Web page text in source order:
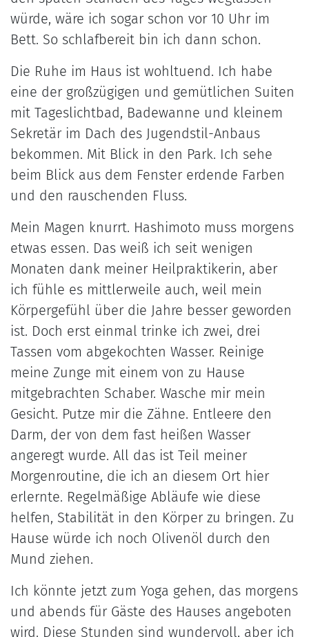
würde, wäre ich sogar schon vor 10 Uhr im
Bett. So schlafbereit bin ich dann schon.
Die Ruhe im Haus ist wohltuend. Ich habe
eine der großzügigen und gemütlichen Suiten
mit Tageslichtbad, Badewanne und kleinem
Sekretär im Dach des Jugendstil-Anbaus
bekommen. Mit Blick in den Park. Ich sehe
beim Blick aus dem Fenster erdende Farben
und den rauschenden Fluss.
Mein Magen knurrt. Hashimoto muss morgens
etwas essen. Das weiß ich seit wenigen
Monaten dank meiner Heilpraktikerin, aber
ich fühle es mittlerweile auch, weil mein
Körpergefühl über die Jahre besser geworden
ist. Doch erst einmal trinke ich zwei, drei
Tassen vom abgekochten Wasser. Reinige
meine Zunge mit einem von zu Hause
mitgebrachten Schaber. Wasche mir mein
Gesicht. Putze mir die Zähne. Entleere den
Darm, der von dem fast heißen Wasser
angeregt wurde. All das ist Teil meiner
Morgenroutine, die ich an diesem Ort hier
erlernte. Regelmäßige Abläufe wie diese
helfen, Stabilität in den Körper zu bringen. Zu
Hause würde ich noch Olivenöl durch den
Mund ziehen.
Ich könnte jetzt zum Yoga gehen, das morgens
und abends für Gäste des Hauses angeboten
wird. Diese Stunden sind wundervoll, aber ich